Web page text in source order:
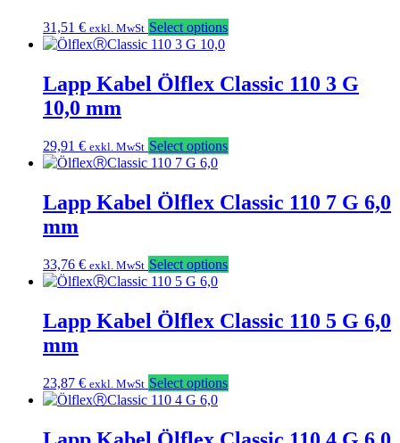
31,51 € exkl. MwSt Select options
Lapp Kabel Ölflex Classic 110 3 G
10,0 mm
29,91 € exkl. MwSt Select options
Lapp Kabel Ölflex Classic 110 7 G 6,0
mm
33,76 € exkl. MwSt Select options
Lapp Kabel Ölflex Classic 110 5 G 6,0
mm
23,87 € exkl. MwSt Select options